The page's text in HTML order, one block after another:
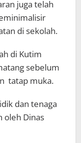
juga telah
di sekolah.
di Kutim
sebelum
tatap muka.
dan tenaga
oleh Dinas